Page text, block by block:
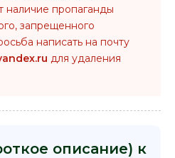
наличие пропаганды
запрещенного
написать на почту
для удаления
описание) к